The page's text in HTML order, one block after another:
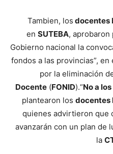
Tambien, los docentes
en SUTEBA, aprobaron
Gobierno nacional la
fondos a las provincias”,
por la eliminación
Docente (FONID).“No a
plantearon los docentes
quienes advirtieron que
avanzarán con un plan de
la